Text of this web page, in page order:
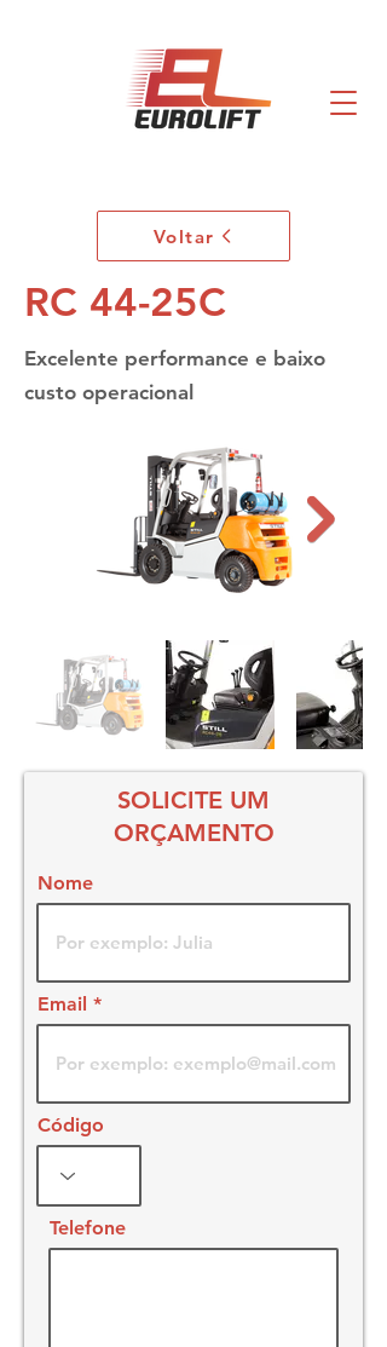
Voltar
RC 44-25C
Excelente performance e baixo
custo operacional
SOLICITE UM
ORÇAMENTO
Nome
Email
Código
Telefone